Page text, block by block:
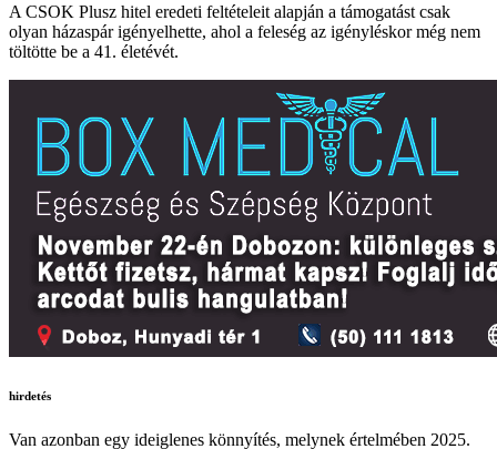
A CSOK Plusz hitel eredeti feltételeit alapján a támogatást csak
olyan házaspár igényelhette, ahol a feleség az igényléskor még nem
töltötte be a 41. életévét.
hirdetés
Van azonban egy ideiglenes könnyítés, melynek értelmében 2025.